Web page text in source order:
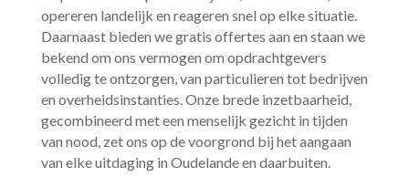
opereren landelijk en reageren snel op elke situatie.​
Daarnaast bieden we gratis offertes aan en staan we
bekend om ons vermogen om opdrachtgevers
volledig te ontzorgen, van particulieren tot bedrijven
en overheidsinstanties.​ Onze brede inzetbaarheid,
gecombineerd met een menselijk gezicht in tijden
van nood, zet ons op de voorgrond bij het aangaan
van elke uitdaging in Oudelande en daarbuiten.​